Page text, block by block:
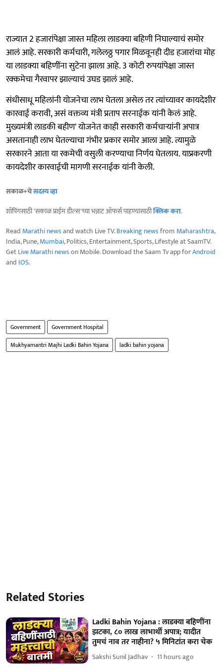
राज्यात 2 हजारांपेक्षा जास्त महिला लाडक्या बहिणी निघाल्याचं समोर
आलं आहे. सरकारी कर्मचारी, गलेलठ्ठ पगार मिळवूनही दीड हजारांचा मोह
या लाडक्या बहिणींना सुटेना झाला आहे. 3 कोटी रुपयांपेक्षा जास्त
रक्कमेचा गैरवापर झाल्याचं उघड झालं आहे.
संधीसाधू महिलांनी योजनेचा लाभ घेतला असेल तर त्यांच्यावर कायदेशीर
कारवाई करावी, असं वक्तव्य मंत्री प्रताप सरनाईक यांनी केलं आहे.
मुख्यमंत्री लाडकी बहीण' योजनेत काही सरकारी कर्मचाऱ्यांनी अपात्र
असतानाही लाभ घेतल्याचा गंभीर प्रकार समोर आला आहे. त्यामुळे
सरकारने आता या रकमेची वसुली करण्याचा निर्णय घेतलाय. याप्रकरणी
कायदेशीर कारवाईची मागणी सरनाईक यांनी केली.
सकाळ+चेसदस्य व्हा
शॉपिंगसाठी 'सकाळ प्राईम डील्स'च्या भन्नाट ऑफर्स पाहण्यासाठीक्लिक करा.
Read Marathi newsand watch Live TV.Breaking newsfrom Maharashtra,
India, Pune,Mumbai, Politics, Entertainment, Sports, Lifestyle at SaamTV.
GetLive Marathi newson Mobile. Download the Saam Tv app forAndroid
and IOS.
Government
Government Hospital
Mukhyamantri Majhi Ladki Bahin Yojana
ladki bahin yojana
Related Stories
Ladki Bahin Yojana : लाडक्या बहिणींना
झटका, ८० लाख लाभार्थी अपात्र; यादीत
तुमचं नाव तर नाहीना? ५ मिनिटांत करा चेक
Sakshi Sunil Jadhav 11 hours ago